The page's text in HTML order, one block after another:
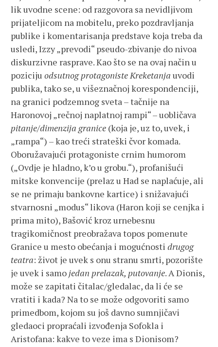
lik uvodne scene: od razgovora sa nevidljivom
prijateljicom na mobitelu, preko pozdravljanja
publike i komentarisanja predstave koja treba da
usledi, Izzy „prevodi“ pseudo-zbivanje do nivoa
diskurzivne rasprave. Kao što se na ovaj način u
pozicijuodsutnog protagoniste Kreketanjauvodi
publika, tako se, u višeznačnoj korespondenciji,
na granici podzemnog sveta – tačnije na
Haronovoj „rečnoj naplatnoj rampi“ – uobličava
pitanje/dimenzija granice (koja je, uz to, uvek, i
„rampa“) – kao treći strateški čvor komada.
Oboružavajući protagoniste crnim humorom
(„Ovdje je hladno, k’o u grobu.“), profanišući
mitske konvencije (prelaz u Had se naplaćuje, ali
se ne primaju bankovne kartice) i snižavajući
stvarnosni „modus“ likova (Haron koji se cenjka i
prima mito), Bašović kroz urnebesnu
tragikomičnost preobražava topos pomenute
Granice u mesto obećanja i mogućnostidrugog
teatra: život je uvek s onu stranu smrti, pozorište
je uvek i samojedan prelazak, putovanje. A Dionis,
može se zapitati čitalac/gledalac, da li će se
vratiti i kada? Na to se može odgovoriti samo
primedbom, kojom su još davno sumnjičavi
gledaoci propraćali izvođenja Sofokla i
Aristofana: kakve to veze ima s Dionisom?